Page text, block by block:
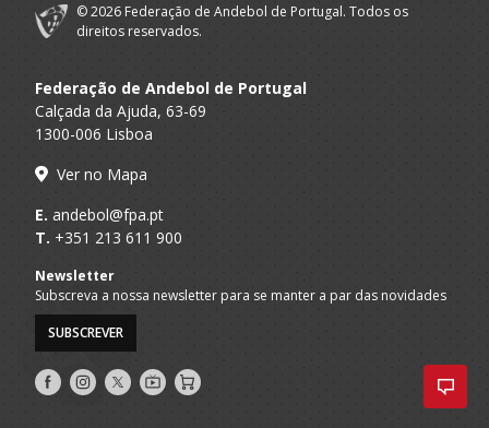
© 2026 Federação de Andebol de Portugal. Todos os
direitos reservados.
Federação de Andebol de Portugal
Calçada da Ajuda, 63-69
1300-006 Lisboa
Ver no Mapa
E. andebol@fpa.pt
T. +351 213 611 900
Newsletter
Subscreva a nossa newsletter para se manter a par das novidades
SUBSCREVER
Siga-
nos
Siga-
nos
Siga-
nos
AndebolTV
Loja